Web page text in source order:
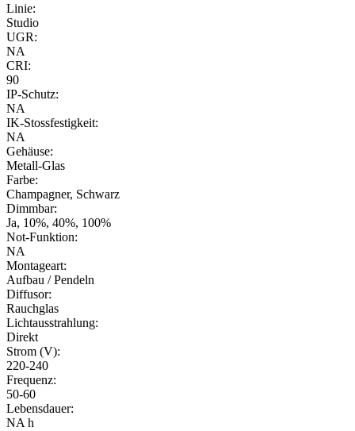
Linie:
Studio
UGR:
NA
CRI:
90
IP-Schutz:
NA
IK-Stossfestigkeit:
NA
Gehäuse:
Metall-Glas
Farbe:
Champagner, Schwarz
Dimmbar:
Ja, 10%, 40%, 100%
Not-Funktion:
NA
Montageart:
Aufbau / Pendeln
Diffusor:
Rauchglas
Lichtausstrahlung:
Direkt
Strom (V):
220-240
Frequenz:
50-60
Lebensdauer:
NA h